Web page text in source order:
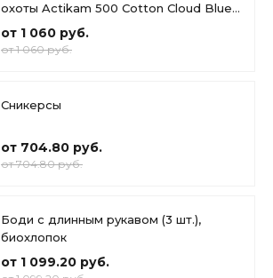
охоты Actikam 500 Cotton Cloud Blue
Jay Basics
от 1 060 руб.
от 1 060 руб.
Сникерсы
от 704.80 руб.
от 704.80 руб.
Боди с длинным рукавом (3 шт.),
биохлопок
от 1 099.20 руб.